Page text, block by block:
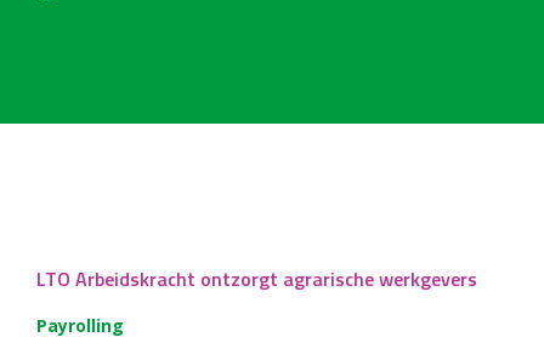
LTO Arbeidskracht ontzorgt agrarische werkgevers
Payrolling